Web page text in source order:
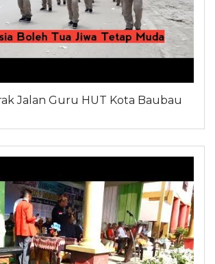
Jalan Guru HUT Kota Baubau